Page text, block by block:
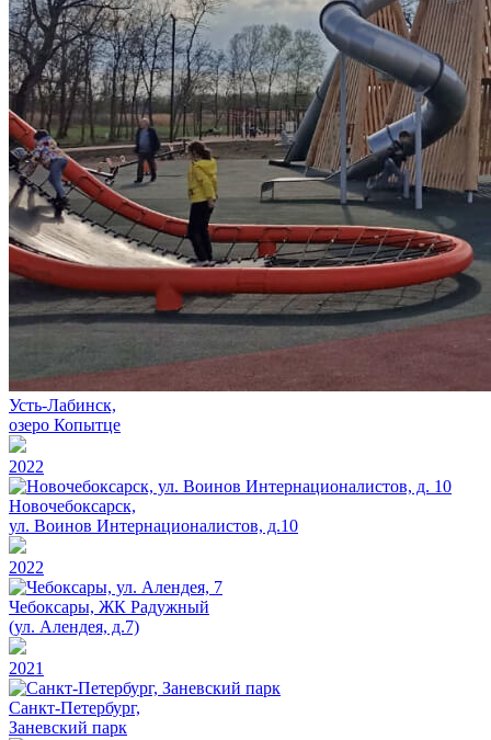
Усть-Лабинск,
озеро Копытце
2022
Новочебоксарск,
ул. Воинов Интернационалистов, д.10
2022
Чебоксары, ЖК Радужный
(ул. Алендея, д.7)
2021
Санкт-Петербург,
Заневский парк